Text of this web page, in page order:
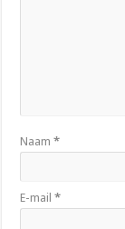
Naam*
E-mail*